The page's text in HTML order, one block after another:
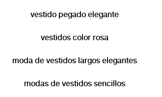
vestido pegado elegante
vestidos color rosa
moda de vestidos largos elegantes
modas de vestidos sencillos